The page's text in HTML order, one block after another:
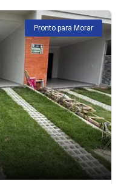
Pronto para Morar